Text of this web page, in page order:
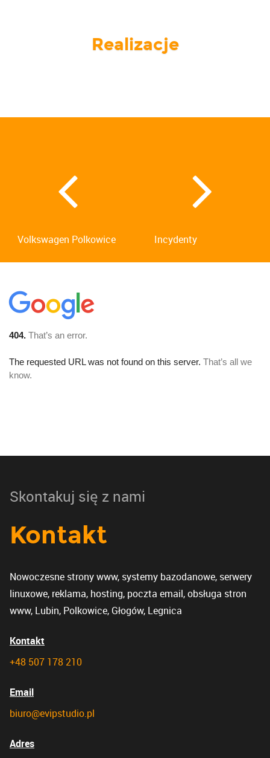
Realizacje
Volkswagen Polkowice Incydenty
Skontakuj się z nami
Kontakt
Nowoczesne strony www, systemy bazodanowe, serwery
linuxowe, reklama, hosting, poczta email, obsługa stron
www, Lubin, Polkowice, Głogów, Legnica
Kontakt
+48 507 178 210
Email
biuro@evipstudio.pl
Adres